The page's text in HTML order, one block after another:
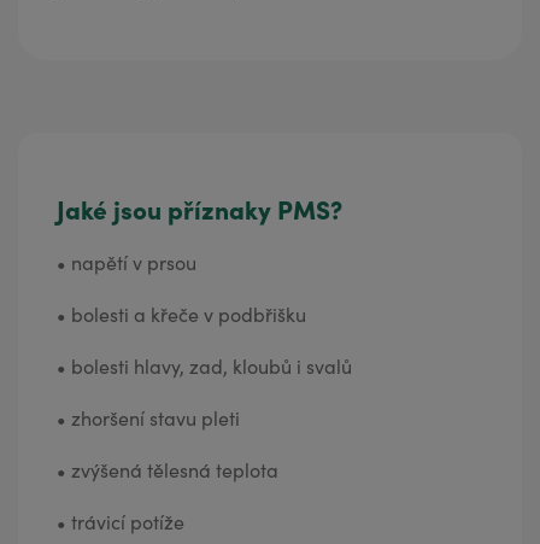
Jaké jsou příznaky PMS?
• napětí v prsou
• bolesti a křeče v podbřišku
• bolesti hlavy, zad, kloubů i svalů
• zhoršení stavu pleti
• zvýšená tělesná teplota
• trávicí potíže